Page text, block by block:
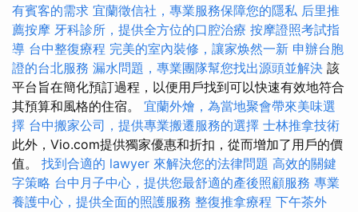
有賓客的需求 宜蘭徵信社，專業服務保障您的隱私 后里推
薦按摩 牙科診所，提供全方位的口腔治療 按摩證照考試指
導 台中整復療程 完美的室內裝修，讓家焕然一新 申辦台胞
證的台北服務 漏水問題，專業團隊幫您找出源頭並解決 該
平台旨在簡化預訂過程，以便用戶找到可以快速有效地符合
其預算和風格的住宿。 宜蘭外燴，為當地聚會帶來美味選
擇 台中搬家公司，提供專業搬遷服務的選擇 士林推拿技術
此外，Vio.com提供獨家優惠和折扣，從而增加了用戶的價
值。 找到合適的 lawyer 來解決您的法律問題 高效的關鍵
字策略 台中月子中心，提供您最舒適的產後照顧服務 專業
養護中心，提供全面的照護服務 整復推拿療程 下午茶外